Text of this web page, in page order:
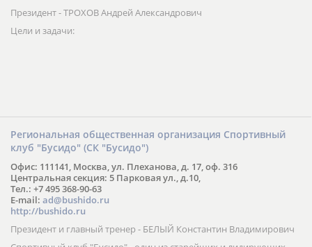
Президент - ТРОХОВ Андрей Александрович
Цели и задачи:
Региональная общественная организация Спортивный
клуб "Бусидо" (СК "Бусидо")
Офис: 111141, Москва, ул. Плеханова, д. 17, оф. 316
Центральная секция: 5 Парковая ул., д.10,
Тел.: +7 495 368-90-63
E-mail: ad@bushido.ru
http://bushido.ru
Президент и главный тренер - БЕЛЫЙ Константин Владимирович